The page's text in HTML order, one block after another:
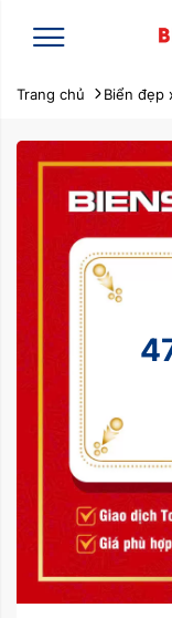
Trang chủ Biển đẹp